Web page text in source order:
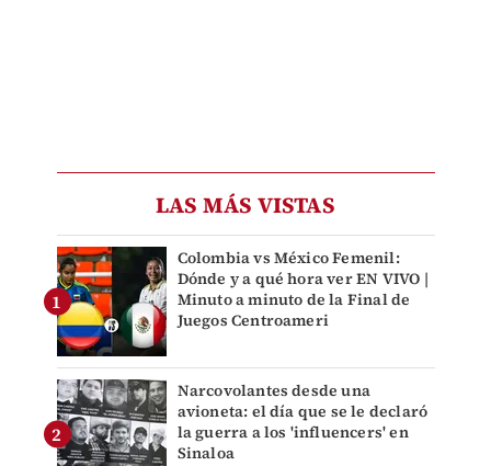
LAS MÁS VISTAS
Colombia vs México Femenil:
Dónde y a qué hora ver EN VIVO |
Minuto a minuto de la Final de
Juegos Centroameri
Narcovolantes desde una
avioneta: el día que se le declaró
la guerra a los 'influencers' en
Sinaloa